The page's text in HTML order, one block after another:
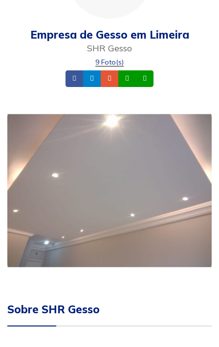
Empresa de Gesso em Limeira
SHR Gesso
9 Foto(s)
FacebookInstagram
Email Whatsapp
Sobre SHR Gesso